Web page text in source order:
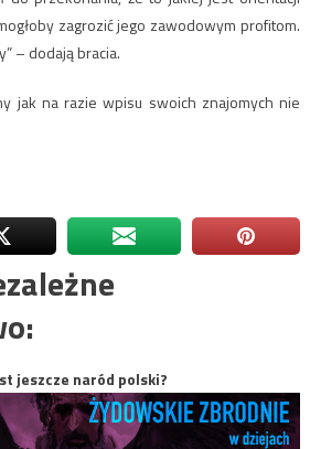
zagrozić jego zawodowym profitom.
– dodają bracia.
jak na razie wpisu swoich znajomych nie
jeszcze naród polski?